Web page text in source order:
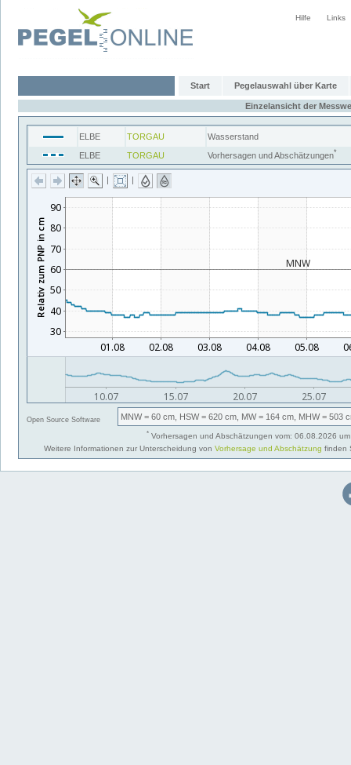
Hilfe Links
Start Pegelauswahl über Karte
Einzelansicht der
ELBE TORGAU
Wasserstand
ELBE
TORGAU Vorhersagen und Abschätzungen*
| |
Open Source Software MNW= 60 cm, HSW= 620 cm, MW= 164 cm, MHW= 503
* Vorhersagen und Abschätzungen vom: 06.08.2026
Weitere Informationen zur Unterscheidung von Vorhersage und Abschätzung finden